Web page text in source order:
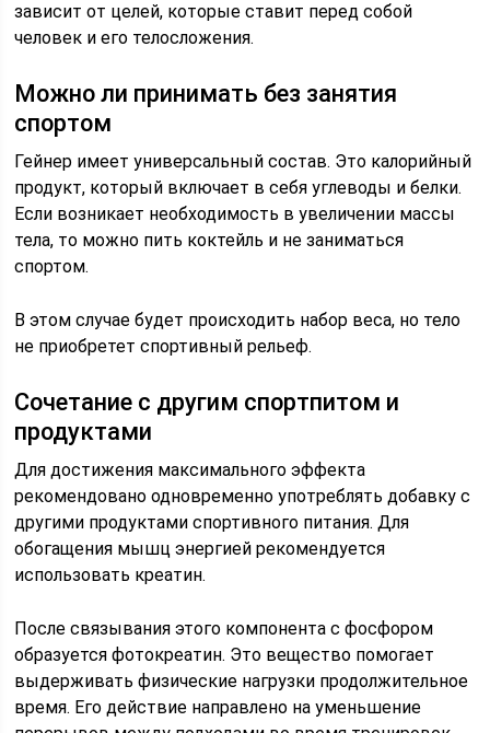
зависит от целей, которые ставит перед собой
человек и его телосложения.
Можно ли принимать без занятия
спортом
Гейнер имеет универсальный состав. Это калорийный
продукт, который включает в себя углеводы и белки.
Если возникает необходимость в увеличении массы
тела, то можно пить коктейль и не заниматься
спортом.
В этом случае будет происходить набор веса, но тело
не приобретет спортивный рельеф.
Сочетание с другим спортпитом и
продуктами
Для достижения максимального эффекта
рекомендовано одновременно употреблять добавку с
другими продуктами спортивного питания. Для
обогащения мышц энергией рекомендуется
использовать креатин.
После связывания этого компонента с фосфором
образуется фотокреатин. Это вещество помогает
выдерживать физические нагрузки продолжительное
время. Его действие направлено на уменьшение